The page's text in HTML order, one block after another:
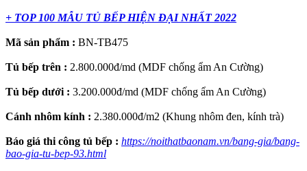
+ TOP 100 MẪU TỦ BẾP HIỆN ĐẠI NHẤT 2022
Mã sản phẩm : BN-TB475
Tủ bếp trên : 2.800.000đ/md (MDF chống ẩm An Cường)
Tủ bếp dưới : 3.200.000đ/md (MDF chống ẩm An Cường)
Cánh nhôm kính : 2.380.000đ/m2 (Khung nhôm đen, kính trà)
Báo giá thi công tủ bếp : https://noithatbaonam.vn/bang-gia/bang-
bao-gia-tu-bep-93.html